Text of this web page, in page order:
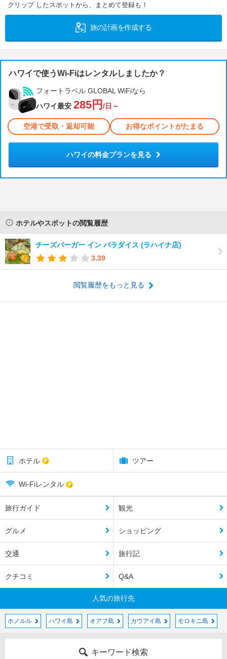
クリップ したスポットから、まとめて登録も！
旅の計画を作成する
ハワイで使うWi-Fiはレンタルしましたか？
フォートラベル GLOBAL WiFiなら
ハワイ最安 285円 /日～
空港で受取・返却可能 お得なポイントがたまる
ハワイの料金プランを見る
ホテルやスポットの閲覧履歴
チーズバーガー イン パラダイス (ラハイナ店)
3.39
閲覧履歴をもっと見る
ホテル ツアー
Wi-Fiレンタル
旅行ガイド 観光
グルメ ショッピング
交通 旅行記
クチコミ Q&A
人気の旅行先
ホノルル ハワイ島 オアフ島 カウアイ島 モロキニ島
キーワード検索